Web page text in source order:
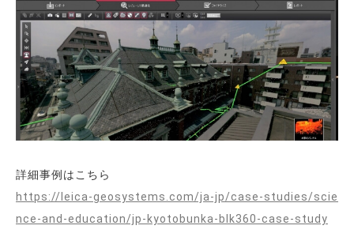
詳細事例はこちら
https://leica-geosystems.com/ja-jp/case-studies/scie
nce-and-education/jp-kyotobunka-blk360-case-study